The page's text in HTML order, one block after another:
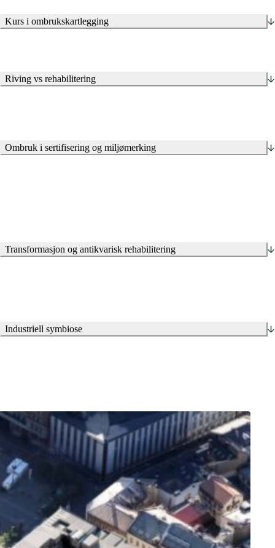
Kurs i ombrukskartlegging
Riving vs rehabilitering
Ombruk i sertifisering og miljømerking
Transformasjon og antikvarisk rehabilitering
Industriell symbiose